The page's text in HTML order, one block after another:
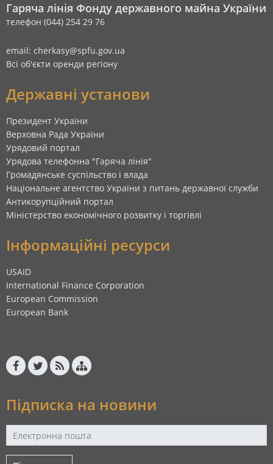
Гаряча лінія Фонду державного майна України
телефон (044) 254 29 76
email: cherkasy@spfu.gov.ua
Всі об'єкти оренди регіону
Державні установи
Президент України
Верховна Рада України
Урядовий портал
Урядова телефонна "Гаряча лінія"
Громадянське суспільство і влада
Національне агентство України з питань державної служби
Антикорупційний портал
Міністерство економічного розвитку і торгівлі
Інформаційні ресурси
USAID
International Finance Corporation
European Commission
European Bank
Підписка на новини